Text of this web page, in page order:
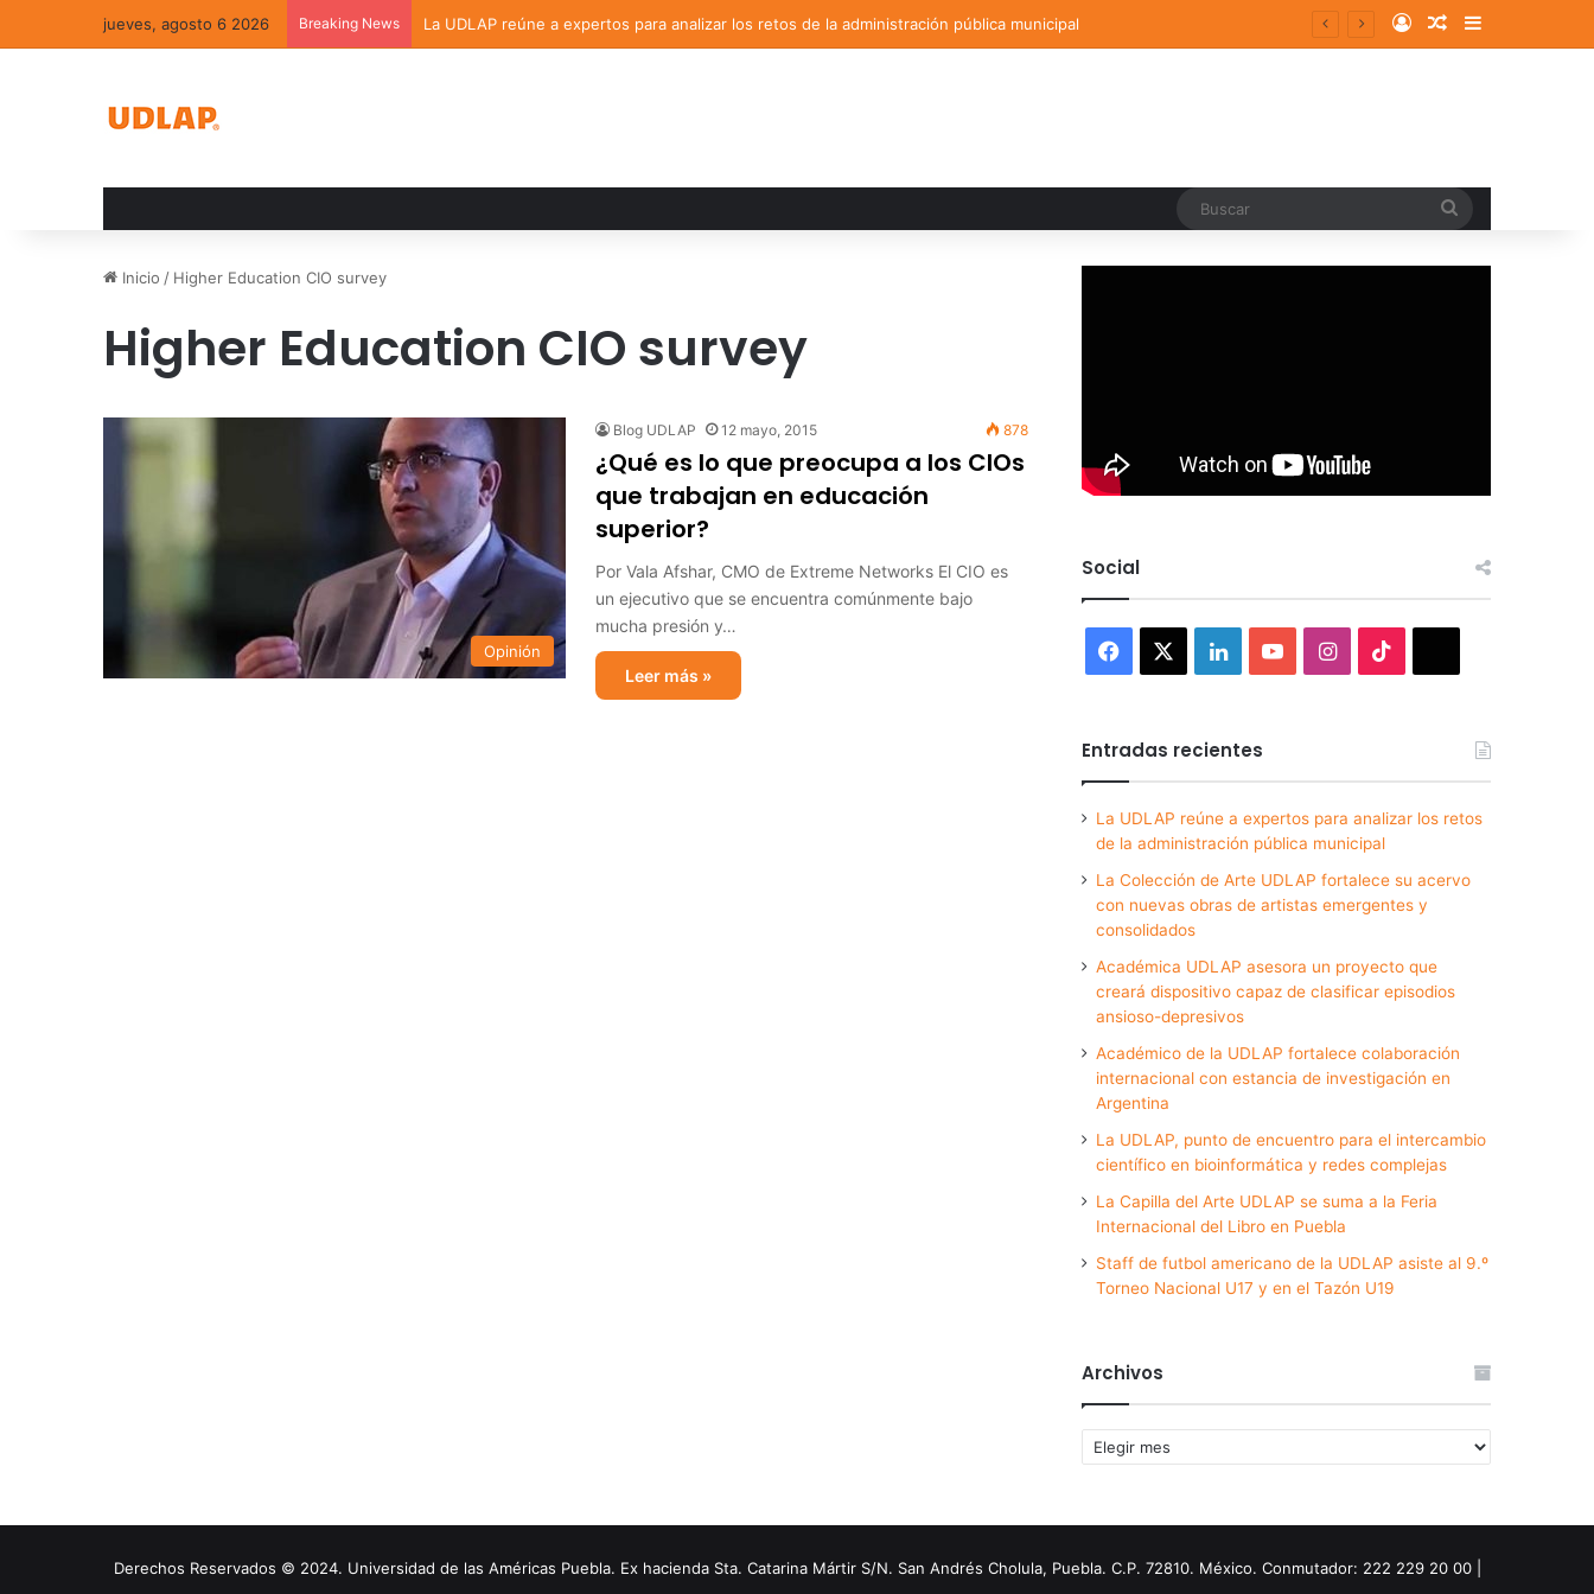
jueves, agosto 6 2026 Breaking News La UDLAP reúne a expertos para analizar los retos de la administración pública municipal Log InRandom Article
Sidebar
Inicio / Higher Education CIO survey
Higher Education CIO survey
Opinión
Blog UDLAP 12 mayo, 2015 878
¿Qué es lo que preocupa a los CIOs
que trabajan en educación
superior?
Por Vala Afshar, CMO de Extreme Networks El CIO es
un ejecutivo que se encuentra comúnmente bajo
mucha presión y…
Leer más »
Social
Facebook LinkedInYouTubeInstagram
Entradas recientes
La UDLAP reúne a expertos para analizar los retos
de la administración pública municipal
La Colección de Arte UDLAP fortalece su acervo
con nuevas obras de artistas emergentes y
consolidados
Académica UDLAP asesora un proyecto que
creará dispositivo capaz de clasificar episodios
ansioso-depresivos
Académico de la UDLAP fortalece colaboración
internacional con estancia de investigación en
Argentina
La UDLAP, punto de encuentro para el intercambio
científico en bioinformática y redes complejas
La Capilla del Arte UDLAP se suma a la Feria
Internacional del Libro en Puebla
Staff de futbol americano de la UDLAP asiste al 9.º
Torneo Nacional U17 y en el Tazón U19
Archivos
Archivos
Derechos Reservados © 2024. Universidad de las Américas Puebla. Ex hacienda Sta. Catarina Mártir S/N. San Andrés Cholula, Puebla. C.P. 72810. México. Conmutador: 222 229 20 00 |